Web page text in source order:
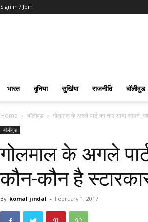
Sign in / Join
भारत दुनिया सुर्खिया राजनीति बॉलीवुड
Home बॉलीवुड गोलमाल के अगले पार्ट का नाम आया सामने
बॉलीवुड
गोलमाल के अगले
कौन-कौन है
By komal jindal - February 1, 2017